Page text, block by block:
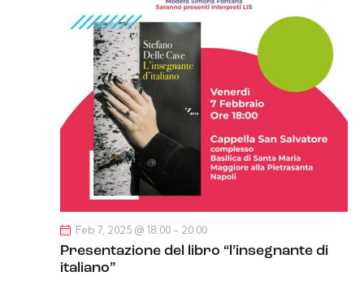
Presentazione del libro “l’insegnante di
italiano”
Feb 7, 2025 @ 18:00 - 20:00